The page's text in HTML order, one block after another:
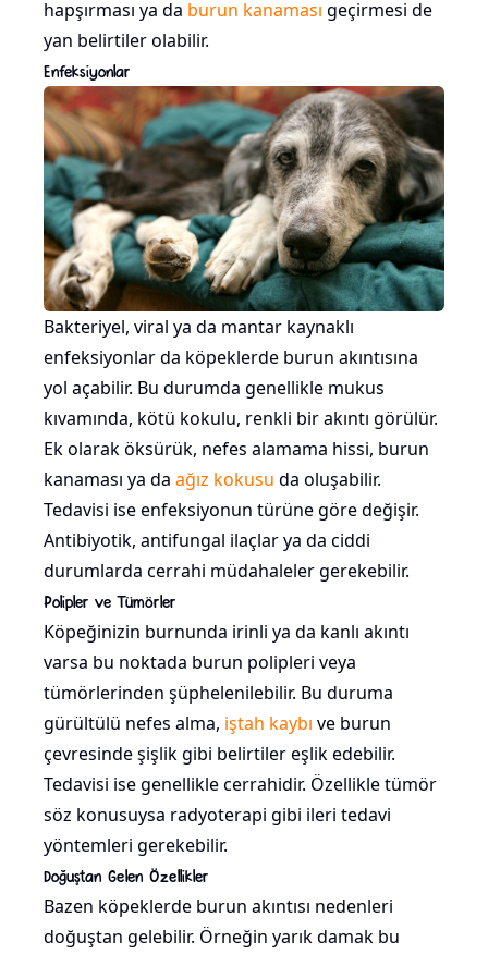
hapşırması ya da burun kanaması geçirmesi de
yan belirtiler olabilir.
Enfeksiyonlar
Bakteriyel, viral ya da mantar kaynaklı
enfeksiyonlar da köpeklerde burun akıntısına
yol açabilir. Bu durumda genellikle mukus
kıvamında, kötü kokulu, renkli bir akıntı görülür.
Ek olarak öksürük, nefes alamama hissi, burun
kanaması ya da ağız kokusu da oluşabilir.
Tedavisi ise enfeksiyonun türüne göre değişir.
Antibiyotik, antifungal ilaçlar ya da ciddi
durumlarda cerrahi müdahaleler gerekebilir.
Polipler ve Tümörler
Köpeğinizin burnunda irinli ya da kanlı akıntı
varsa bu noktada burun polipleri veya
tümörlerinden şüphelenilebilir. Bu duruma
gürültülü nefes alma, iştah kaybı ve burun
çevresinde şişlik gibi belirtiler eşlik edebilir.
Tedavisi ise genellikle cerrahidir. Özellikle tümör
söz konusuysa radyoterapi gibi ileri tedavi
yöntemleri gerekebilir.
Doğuştan Gelen Özellikler
Bazen köpeklerde burun akıntısı nedenleri
doğuştan gelebilir. Örneğin yarık damak bu